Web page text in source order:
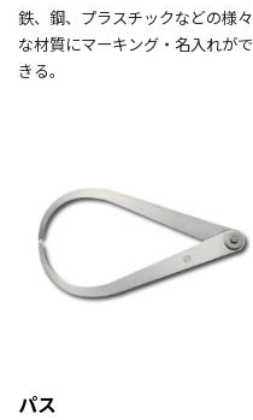
鉄、鋼、プラスチックなどの様々
な材質にマーキング・名入れがで
きる。
パス